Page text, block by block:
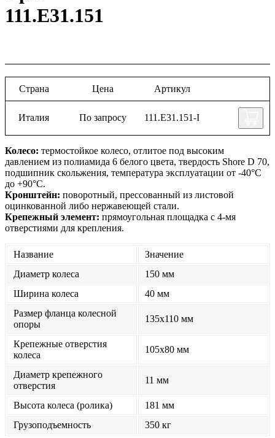
111.E31.151
Колесо: термостойкое колесо, отлитое под высоким
давлением из полиамида 6 белого цвета, твердость Shore D 70,
подшипник скольжения, температура эксплуатации от -40°С
до +90°С.
Кронштейн: поворотный, прессованный из листовой
оцинкованной либо нержавеющей стали.
Крепежный элемент: прямоугольная площадка с 4-мя
отверстиями для крепления.
Название
Значение
Диаметр колеса
150 мм
Ширина колеса
40 мм
Размер фланца колесной
опоры
135x110 мм
Крепежные отверстия
колеса
105x80 мм
Диаметр крепежного
отверстия
11 мм
Высота колеса (ролика)
181 мм
Грузоподъемность
350 кг
Страна Цена Артикул
Италия По запросу 111.E31.151-I